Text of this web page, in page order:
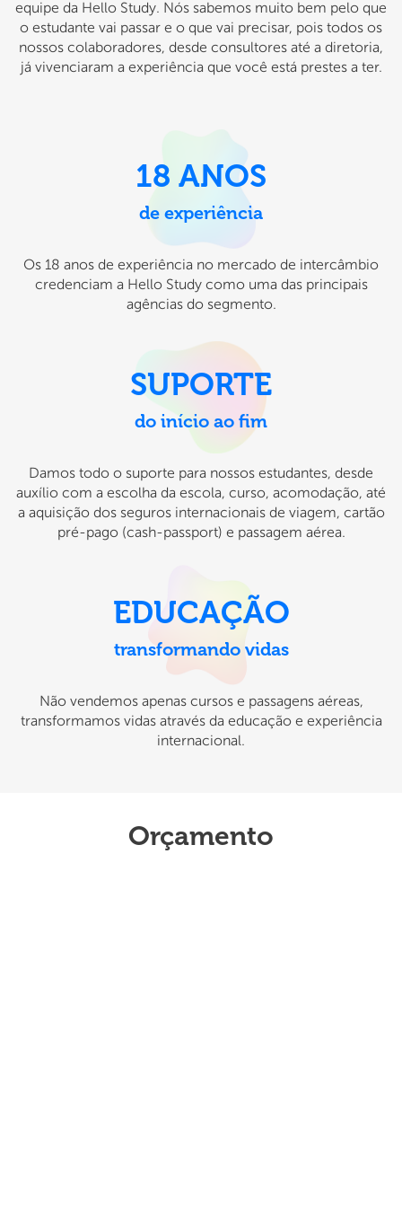
equipe da Hello Study. Nós sabemos muito bem pelo que
o estudante vai passar e o que vai precisar, pois todos os
nossos colaboradores, desde consultores até a diretoria,
já vivenciaram a experiência que você está prestes a ter.
18 ANOS
de experiência
Os 18 anos de experiência no mercado de intercâmbio
credenciam a Hello Study como uma das principais
agências do segmento.
SUPORTE
do início ao fim
Damos todo o suporte para nossos estudantes, desde
auxílio com a escolha da escola, curso, acomodação, até
a aquisição dos seguros internacionais de viagem, cartão
pré-pago (cash-passport) e passagem aérea.
EDUCAÇÃO
transformando vidas
Não vendemos apenas cursos e passagens aéreas,
transformamos vidas através da educação e experiência
internacional.
Orçamento